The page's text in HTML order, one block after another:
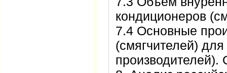
кондиционеров
7.4 Основные
(смягчителей)
производителей).